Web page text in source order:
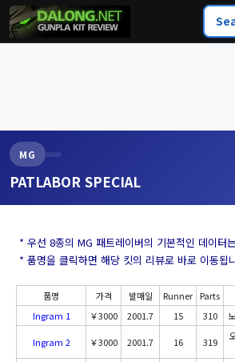
MG
PATLABOR SPECIAL
* 우선 8종의 MG 패트레이버의 기본적인 데이터
* 품명을 클릭하면 해당 킷의 리뷰로 바로 이동됩
품명 가격 발매일 Runner Parts
Ingram 1
￥3000 2001.7 15 310
Ingram 2 ￥3000 2001.7 16 319